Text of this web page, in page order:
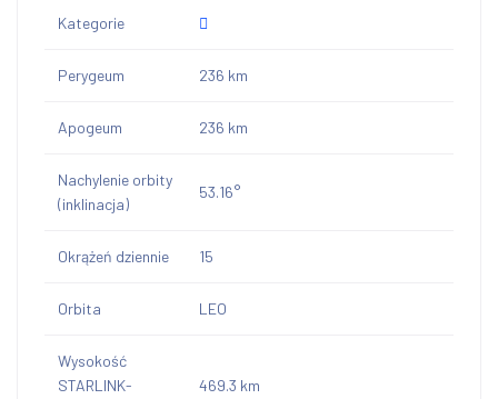
Kategorie
Perygeum 236 km
Apogeum 236 km
Nachylenie orbity
(inklinacja)
53.16°
Okrążeń dziennie 15
Orbita LEO
Wysokość
STARLINK-
469.3 km